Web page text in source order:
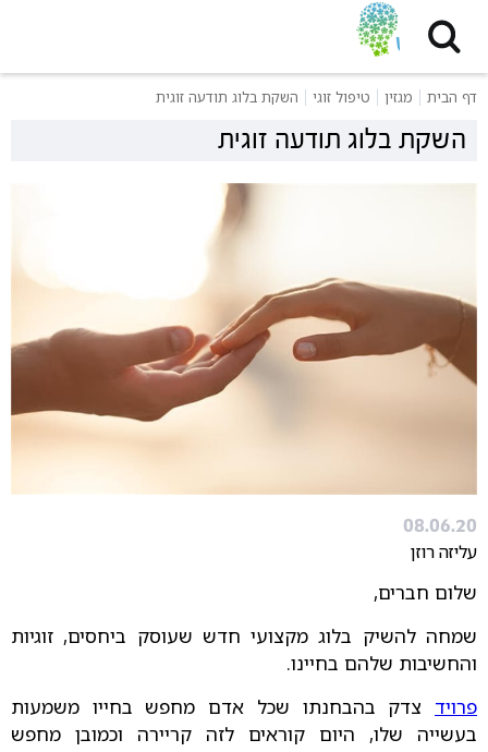
דף הבית מגזין טיפול זוגי השקת בלוג תודעה זוגית
השקת בלוג תודעה זוגית
08.06.20
עליזה רוזן
שלום חברים,
שמחה להשיק בלוג מקצועי חדש שעוסק ביחסים, זוגיות
והחשיבות שלהם בחיינו.
פרויד צדק בהבחנתו שכל אדם מחפש בחייו משמעות
בעשייה שלו, היום קוראים לזה קריירה וכמובן מחפש